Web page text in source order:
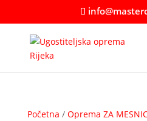
Početna / Oprema ZA